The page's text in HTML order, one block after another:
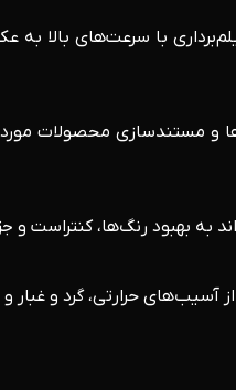
با سرعت‌های بالا به
و مستندسازی محصولات مورد
به بهبود رنگ‌ها، کنتراست و
حرارتی، گرد و غبار